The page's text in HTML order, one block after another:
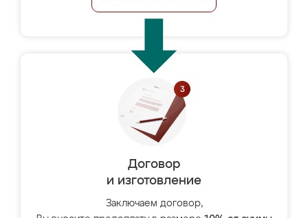
Договор
и изготовление
Заключаем договор,